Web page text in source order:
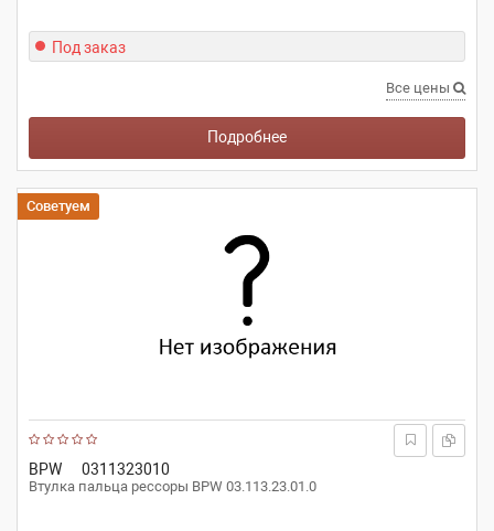
Под заказ
Все цены
Подробнее
BPW 0311323010
Втулка пальца рессоры BPW 03.113.23.01.0
Советуем